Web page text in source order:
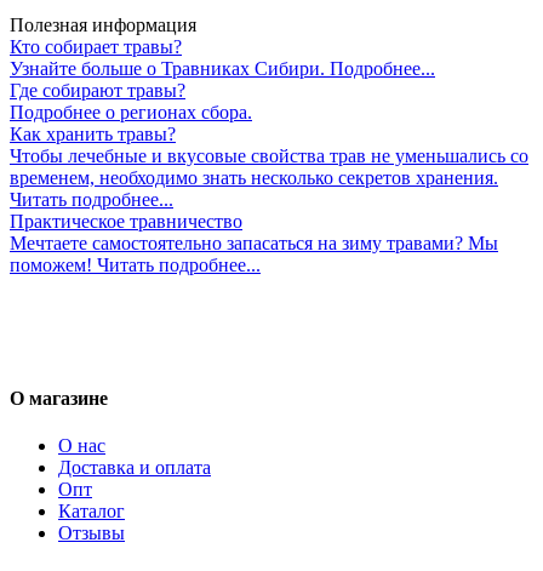
Полезная информация
Кто собирает травы?
Узнайте больше о Травниках Сибири. Подробнее...
Где собирают травы?
Подробнее о регионах сбора.
Как хранить травы?
Чтобы лечебные и вкусовые свойства трав не уменьшались со
временем, необходимо знать несколько секретов хранения.
Читать подробнее...
Практическое травничество
Мечтаете самостоятельно запасаться на зиму травами? Мы
поможем! Читать подробнее...
О магазине
О нас
Доставка и оплата
Опт
Каталог
Отзывы